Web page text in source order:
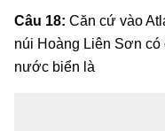
Câu 18: Căn cứ vào
núi Hoàng Liên Sơn
nước biển là